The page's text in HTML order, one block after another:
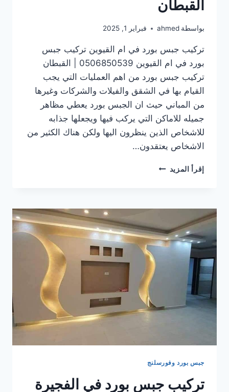
القبطان
بواسطة ahmed فبراير 1, 2025
تركيب جبس بورد في ام القيوين تركيب جبس
بورد في ام القيوين 0506850539 | القبطان
تركيب جبس بورد من اهم العمليات التي يجب
القيام بها في الشقق والفيلات والشركات وغيرها
من المباني حيث ان الجبس بورد يعطي مظاهر
جميله للاماكن التي يركب فيها ويجعلها جذابه
للاشخاص الذين ينظرون اليها ولكن هناك الكثير من
الاشخاص يعتقدون…
إقرأ المزيد تركيب
القيوين
0506850539
|
القبطان
جبس بورد وفورسلنج
تركيب جبس بورد في الفجيرة